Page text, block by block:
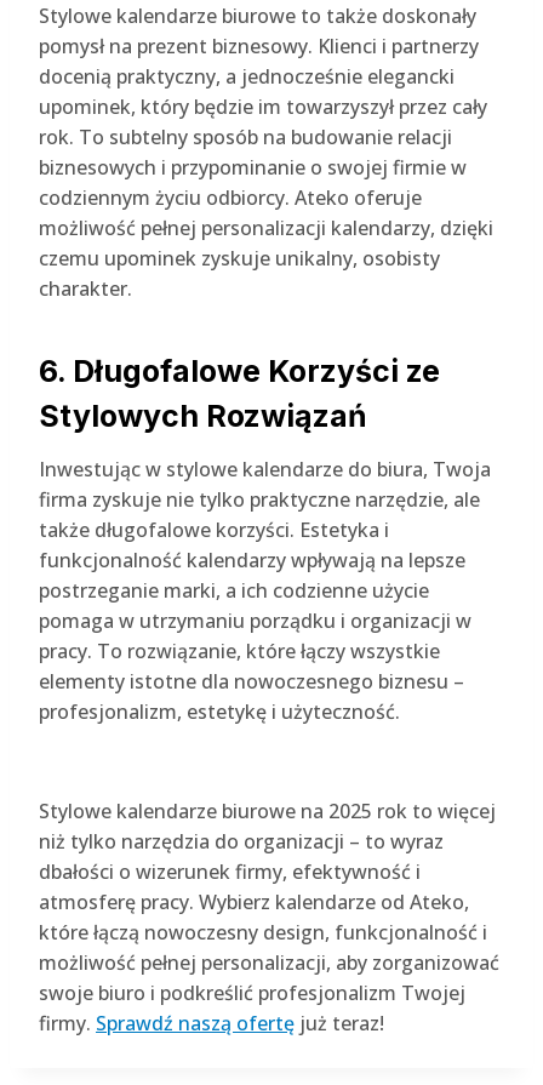
Stylowe kalendarze biurowe to także doskonały
pomysł na prezent biznesowy. Klienci i partnerzy
docenią praktyczny, a jednocześnie elegancki
upominek, który będzie im towarzyszył przez cały
rok. To subtelny sposób na budowanie relacji
biznesowych i przypominanie o swojej firmie w
codziennym życiu odbiorcy. Ateko oferuje
możliwość pełnej personalizacji kalendarzy, dzięki
czemu upominek zyskuje unikalny, osobisty
charakter.
6. Długofalowe Korzyści ze
Stylowych Rozwiązań
Inwestując w stylowe kalendarze do biura, Twoja
firma zyskuje nie tylko praktyczne narzędzie, ale
także długofalowe korzyści. Estetyka i
funkcjonalność kalendarzy wpływają na lepsze
postrzeganie marki, a ich codzienne użycie
pomaga w utrzymaniu porządku i organizacji w
pracy. To rozwiązanie, które łączy wszystkie
elementy istotne dla nowoczesnego biznesu –
profesjonalizm, estetykę i użyteczność.
Stylowe kalendarze biurowe na 2025 rok to więcej
niż tylko narzędzia do organizacji – to wyraz
dbałości o wizerunek firmy, efektywność i
atmosferę pracy. Wybierz kalendarze od Ateko,
które łączą nowoczesny design, funkcjonalność i
możliwość pełnej personalizacji, aby zorganizować
swoje biuro i podkreślić profesjonalizm Twojej
firmy. Sprawdź naszą ofertę już teraz!